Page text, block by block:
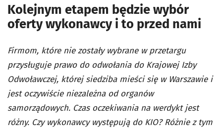
Kolejnym etapem będzie wybór
oferty wykonawcy i to przed nami
Firmom, które nie zostały wybrane w przetargu
przysługuje prawo do odwołania do Krajowej Izby
Odwoławczej, której siedziba mieści się w Warszawie i
jest oczywiście niezależna od organów
samorządowych. Czas oczekiwania na werdykt jest
różny. Czy wykonawcy występują do KIO? Różnie z tym